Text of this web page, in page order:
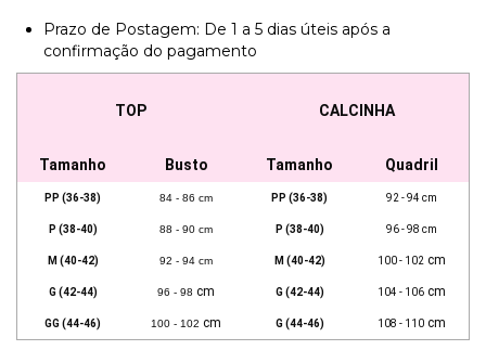
​Prazo de Postagem: De 1 a 5 dias úteis após a
confirmação do pagamento
TOP CALCINHA
Tamanho Busto Tamanho Quadril
PP (36-38) 84 - 86 cm PP (36-38) 92 - 94 cm
P (38-40) 88 - 90 cm P (38-40) 96 - 98 cm
M (40-42) 92 - 94 cm M (40-42) 100 - 102 cm
G (42-44) 96 - 98 cm G (42-44) 104 - 106 cm
GG (44-46) 100 - 102 cm G (44-46) 108 - 110 cm